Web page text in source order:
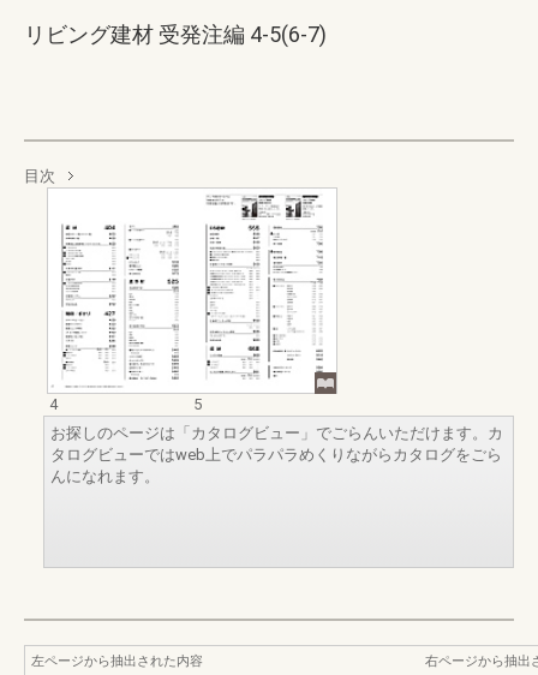
リビング建材 受発注編 4-5(6-7)
目次
4
5
お探しのページは「カタログビュー」でごらんいただけます。カ
タログビューではweb上でパラパラめくりながらカタログをごら
んになれます。
左ページから抽出された内容
右ページから抽出